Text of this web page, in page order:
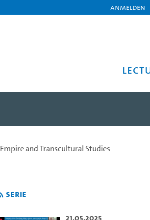
Anmelden
and Transcultural Studies
Serie
21.05.2025